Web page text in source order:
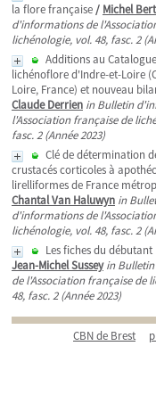
la flore française/ Michel
d'informations de
lichénologie, vol. 48, fasc. 2
Additions au
lichénoflore d'Indre-et-Loire
Loire, France) et nouveau
Claude Derrien in Bulletin
l'Association française de
fasc. 2 (Année 2023)
Clé de détermination
crustacés corticoles à
lirelliformes de France
Chantal Van Haluwyn in
d'informations de
lichénologie, vol. 48, fasc. 2
Les fiches du débutant
Jean-Michel Sussey in
de l'Association française de
48, fasc. 2 (Année 2023)
CBN de Brest